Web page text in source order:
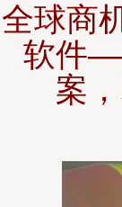
全球商
软件
案